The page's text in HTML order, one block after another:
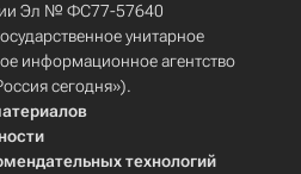
Эл № ФС77-57640
унитарное
информационное агентство
сегодня»).
технологий